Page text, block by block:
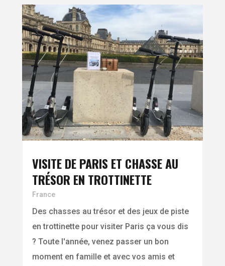
VISITE DE PARIS ET CHASSE AU
TRÉSOR EN TROTTINETTE
France
Des chasses au trésor et des jeux de piste
en trottinette pour visiter Paris ça vous dis
? Toute l'année, venez passer un bon
moment en famille et avec vos amis et